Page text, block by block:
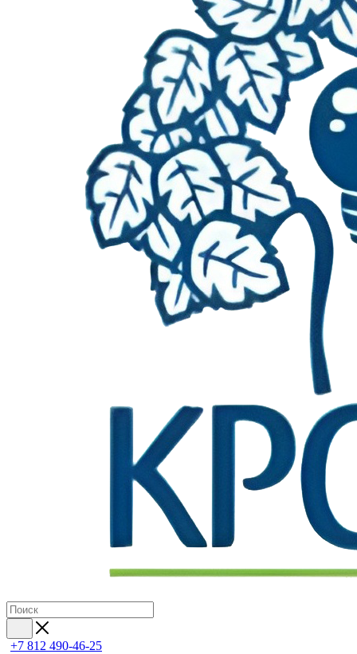
+7 812 490-46-25